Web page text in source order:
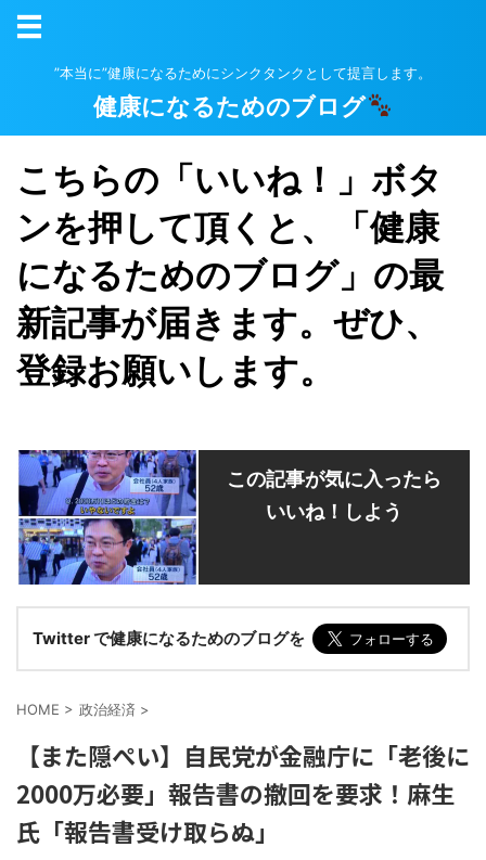
”本当に”健康になるためにシンクタンクとして提言します。
健康になるためのブログ
こちらの「いいね！」ボタ
ンを押して頂くと、「健康
になるためのブログ」の最
新記事が届きます。ぜひ、
登録お願いします。
この記事が気に入ったら
いいね！しよう
Twitter で健康になるためのブログを
HOME > 政治経済 >
【また隠ぺい】自民党が金融庁に「老後に
2000万必要」報告書の撤回を要求！麻生
氏「報告書受け取らぬ」